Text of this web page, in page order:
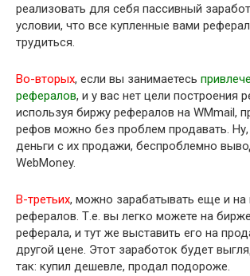
реализовать для себя пассивный
условии, что все купленные вами
трудиться.
Во-вторых, если вы занимаетесь
рефералов, и у вас нет цели построения
используя биржу рефералов на WMmail,
рефов можно без проблем продавать.
деньги с их продажи, беспроблемно
WebMoney.
В-третьих, можно зарабатывать еще и на
рефералов. Т.е. вы легко можете на
реферала, и тут же выставить его на
другой цене. Этот заработок будет
так: купил дешевле, продал подороже.